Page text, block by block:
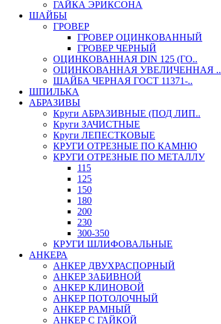
ГАЙКА ЭРИКСОНА
ШАЙБЫ
ГРОВЕР
ГРОВЕР ОЦИНКОВАННЫЙ
ГРОВЕР ЧЕРНЫЙ
ОЦИНКОВАННАЯ DIN 125 (ГО..
ОЦИНКОВАННАЯ УВЕЛИЧЕННАЯ ..
ШАЙБА ЧЕРНАЯ ГОСТ 11371-..
ШПИЛЬКА
АБРАЗИВЫ
Круги АБРАЗИВНЫЕ (ПОД ЛИП..
Круги ЗАЧИСТНЫЕ
Круги ЛЕПЕСТКОВЫЕ
КРУГИ ОТРЕЗНЫЕ ПО КАМНЮ
КРУГИ ОТРЕЗНЫЕ ПО МЕТАЛЛУ
115
125
150
180
200
230
300-350
КРУГИ ШЛИФОВАЛЬНЫЕ
АНКЕРА
АНКЕР ДВУХРАСПОРНЫЙ
АНКЕР ЗАБИВНОЙ
АНКЕР КЛИНОВОЙ
АНКЕР ПОТОЛОЧНЫЙ
АНКЕР РАМНЫЙ
АНКЕР С ГАЙКОЙ